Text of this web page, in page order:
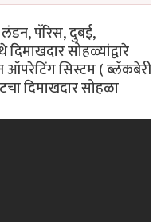
लंडन, पॅरिस, दुबई,
दिमाखदार सोहळ्यांद्वारे
ऑपरेटिंग सिस्टम ( ब्लॅकबेरी
दिमाखदार सोहळा